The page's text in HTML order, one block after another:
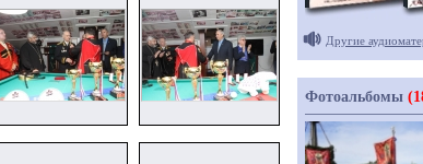
Другие
Фотоальбомы